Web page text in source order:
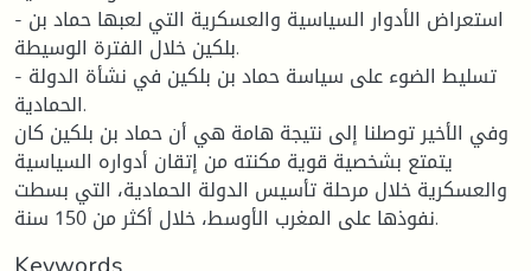
- استعراض الأدوار السياسية والعسكرية التي لعبها حماد بن
بلكين خلال الفترة الوسيطة.
- تسليط الضوء على سياسة حماد بن بلكين في نشأة الدولة
الحمادية.
وفي الأخير توصلنا إلى نتيجة هامة هي أن حماد بن بلكين كان
يتمتع بشخصية قوية مكنته من إتقان أدواره السياسية
والعسكرية خلال مرحلة تأسيس الدولة الحمادية، التي بسطت
نفوذها على المغرب الأوسط، خلال أكثر من 150 سنة.